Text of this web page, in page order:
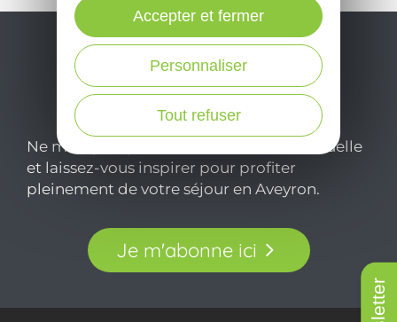
Ne manquez pas notre newsletter mensuelle
et laissez-vous inspirer pour profiter
pleinement de votre séjour en Aveyron.
Je m'abonne ici
Tout refuser
Personnaliser
Accepter et fermer